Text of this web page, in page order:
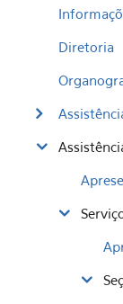
Diretoria